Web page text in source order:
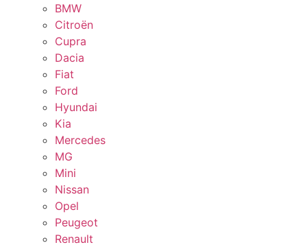
BMW
Citroën
Cupra
Dacia
Fiat
Ford
Hyundai
Kia
Mercedes
MG
Mini
Nissan
Opel
Peugeot
Renault